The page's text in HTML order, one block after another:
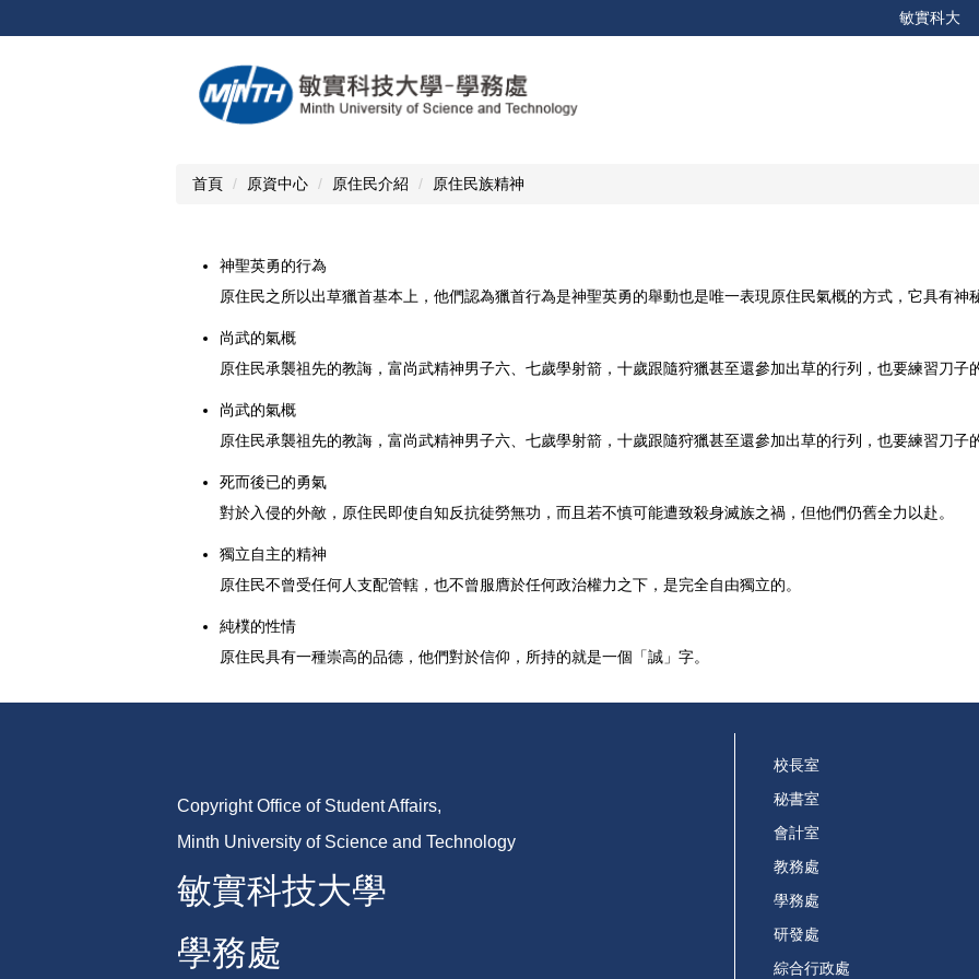
到
敏實科大
首頁 原資中心 原住民介紹 原住民族精神
神聖英勇的行為
原住民之所以出草獵首基本上，他們認為獵首行為是神聖英勇的舉動也是唯一表現原住民氣概的方式，它具有神
尚武的氣概
原住民承襲祖先的教誨，富尚武精神男子六、七歲學射箭，十歲跟隨狩獵甚至還參加出草的行列，也要練習刀
尚武的氣概
原住民承襲祖先的教誨，富尚武精神男子六、七歲學射箭，十歲跟隨狩獵甚至還參加出草的行列，也要練習刀
死而後已的勇氣
對於入侵的外敵，原住民即使自知反抗徒勞無功，而且若不慎可能遭致殺身滅族之禍，但他們仍舊全力以赴。
獨立自主的精神
原住民不曾受任何人支配管轄，也不曾服膺於任何政治權力之下，是完全自由獨立的。
純樸的性情
原住民具有一種崇高的品德，他們對於信仰，所持的就是一個「誠」字。
Copyright Office of Student Affairs,
Minth University of Science and Technology
敏實科技大學
學務處
校長室
秘書室
會計室
教務處
學務處
研發處
綜合行政處